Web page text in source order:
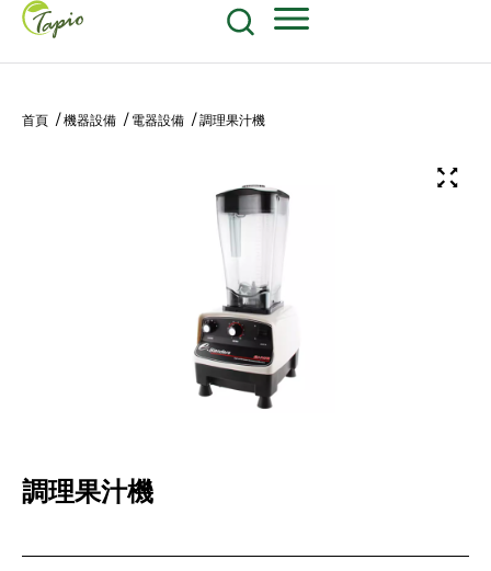
首頁 / 機器設備 / 電器設備 / 調理果汁機
調理果汁機